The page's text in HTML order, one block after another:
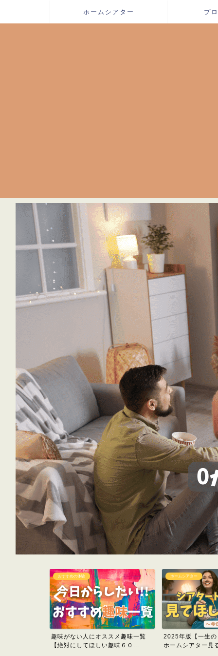
ホームシアター プ
おすすめの体験
趣味がない人にオススメ趣味一覧
【絶対にしてほしい趣味６０...
ホームシアター
2025年版【一生の
ホームシアター見